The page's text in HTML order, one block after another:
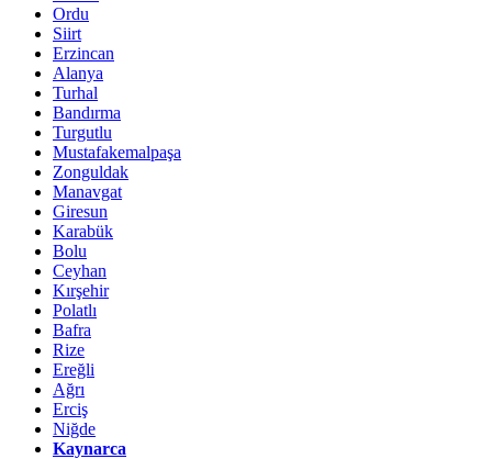
Ordu
Siirt
Erzincan
Alanya
Turhal
Bandırma
Turgutlu
Mustafakemalpaşa
Zonguldak
Manavgat
Giresun
Karabük
Bolu
Ceyhan
Kırşehir
Polatlı
Bafra
Rize
Ereğli
Ağrı
Erciş
Niğde
Kaynarca